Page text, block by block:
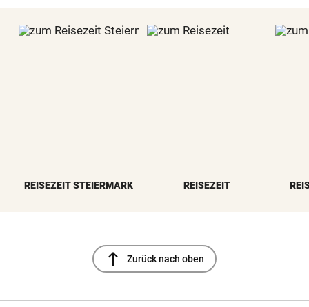
REISEZEIT STEIERMARK REISEZEIT
north Zurück nach oben